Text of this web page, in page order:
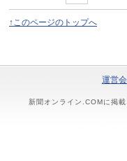
↑このページのトップへ
運営
新聞オンライン.COMに掲